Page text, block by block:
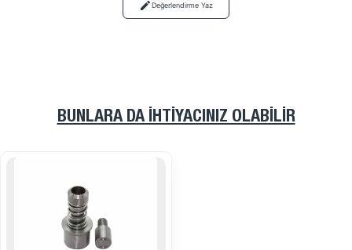
Değerlendirme Yaz
BUNLARA DA İHTIYACINIZ OLABILIR